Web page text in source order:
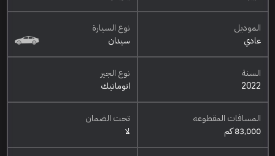
الموديل
عادي
نوع السيارة
سيدان
السنة
2022
نوع الجير
اتوماتيك
المسافات المقطوعه
83,000 كم
تحت الضمان
لا